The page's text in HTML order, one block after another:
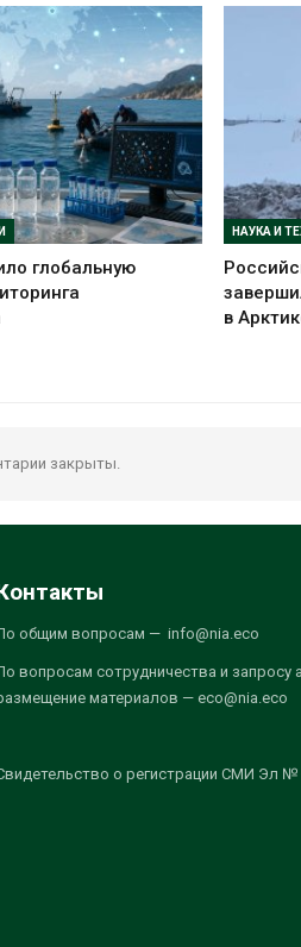
глобальную
НАУКА И
в
закрыты.
общим вопросам — info@nia.eco
вопросам сотрудничества и запросу
материалов — eco@nia.eco
о регистрации СМИ Эл №